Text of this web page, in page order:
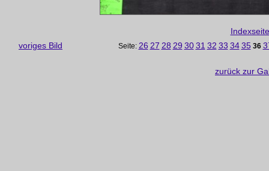
Indexseite
voriges Bild
Seite: 26 27 28 29 30 31 32 33 34 35 36
zurück zur